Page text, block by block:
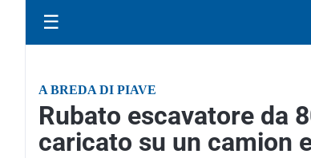
☰
A BREDA DI PIAVE
Rubato escavatore da
caricato su un camion